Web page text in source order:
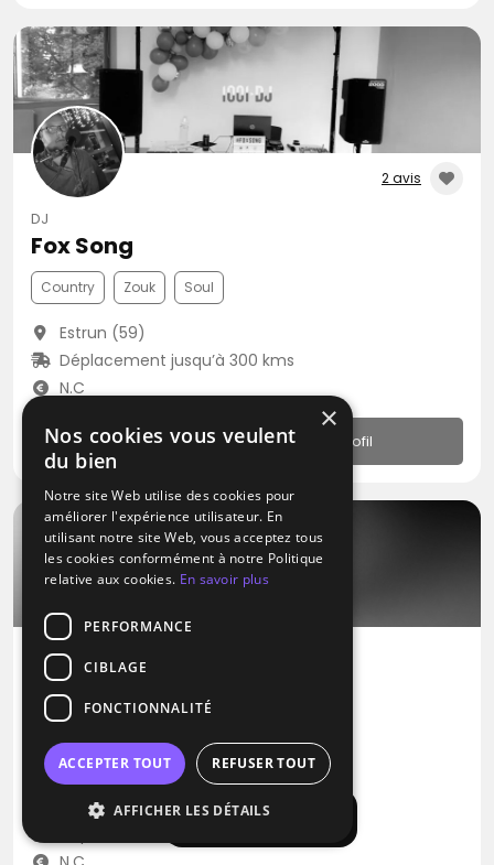
Afficher la carte
2 avis
DJ
Fox Song
Country Zouk Soul
Estrun (59)
Déplacement jusqu’à 300 kms
N.C
Profil
DJ
Festylight
Blues Métal Pop
Ham (80)
×
Nos cookies vous veulent
du bien
Notre site Web utilise des cookies pour
améliorer l'expérience utilisateur. En
utilisant notre site Web, vous acceptez tous
les cookies conformément à notre Politique
relative aux cookies. En savoir plus
PERFORMANCE
CIBLAGE
FONCTIONNALITÉ
ACCEPTER TOUT REFUSER TOUT
AFFICHER LES DÉTAILS